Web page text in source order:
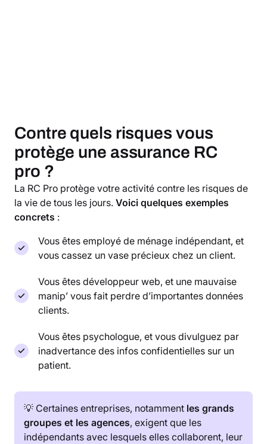
Contre quels risques vous
protège une assurance RC
pro ?
La RC Pro protège votre activité contre les risques de
la vie de tous les jours. Voici quelques exemples
concrets :
Vous êtes employé de ménage indépendant, et
vous cassez un vase précieux chez un client.
Vous êtes développeur web, et une mauvaise
manip’ vous fait perdre d’importantes données
clients.
Vous êtes psychologue, et vous divulguez par
inadvertance des infos confidentielles sur un
patient.
💡 Certaines entreprises, notamment les grands
groupes et les agences, exigent que les
indépendants avec lesquels elles collaborent, leur